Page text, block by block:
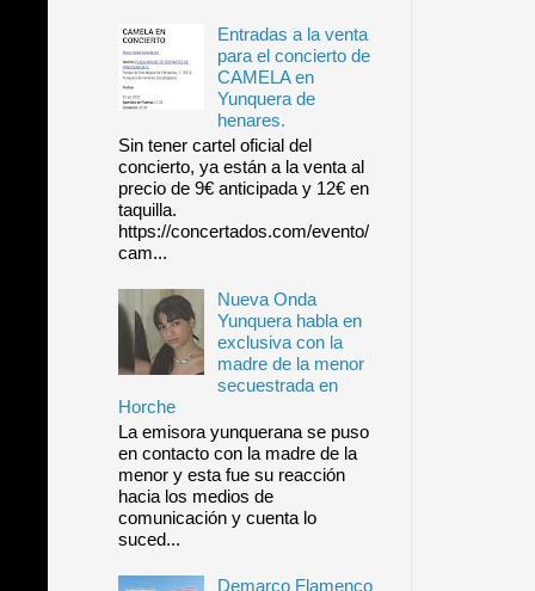
Entradas a la venta
para el concierto de
CAMELA en
Yunquera de
henares.
Sin tener cartel oficial del
concierto, ya están a la venta al
precio de 9€ anticipada y 12€ en
taquilla.
https://concertados.com/evento/
cam...
Nueva Onda
Yunquera habla en
exclusiva con la
madre de la menor
secuestrada en
Horche
La emisora yunquerana se puso
en contacto con la madre de la
menor y esta fue su reacción
hacia los medios de
comunicación y cuenta lo
suced...
Demarco Flamenco